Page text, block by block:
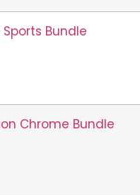
Sports Bundle
Chrome Bundle